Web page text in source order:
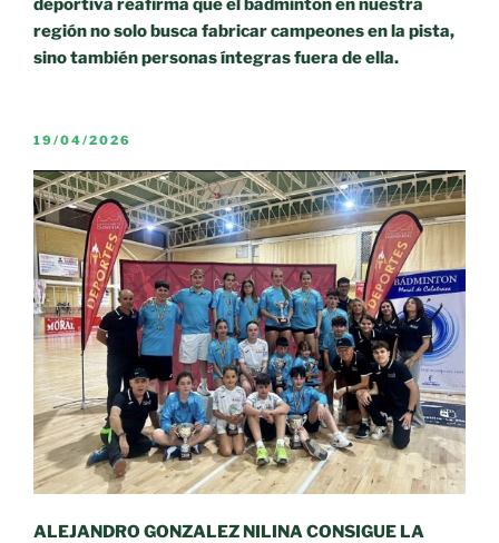
deportiva reafirma que el bádminton en nuestra
región no solo busca fabricar campeones en la pista,
sino también personas íntegras fuera de ella.
PUBLICADO
19/04/2026
ALEJANDRO GONZALEZ NILINA CONSIGUE LA